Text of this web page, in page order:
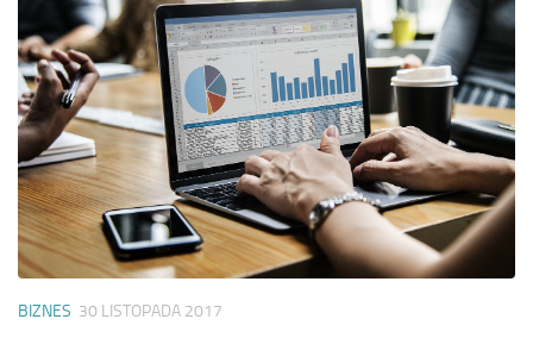
BIZNES 30 LISTOPADA 2017